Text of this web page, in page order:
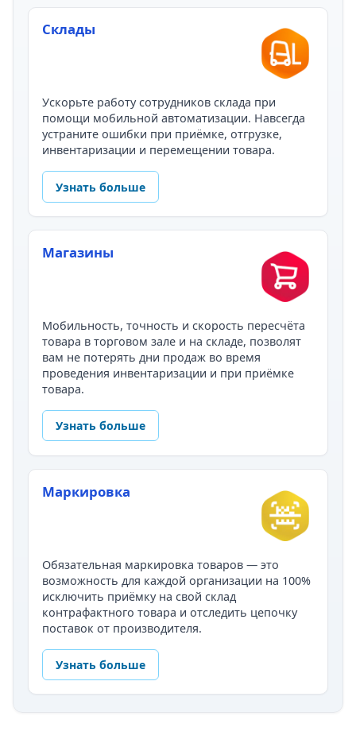
Склады
Ускорьте работу сотрудников склада при
помощи мобильной автоматизации. Навсегда
устраните ошибки при приёмке, отгрузке,
инвентаризации и перемещении товара.
Узнать больше
Магазины
Мобильность, точность и скорость пересчёта
товара в торговом зале и на складе, позволят
вам не потерять дни продаж во время
проведения инвентаризации и при приёмке
товара.
Узнать больше
Маркировка
Обязательная маркировка товаров — это
возможность для каждой организации на 100%
исключить приёмку на свой склад
контрафактного товара и отследить цепочку
поставок от производителя.
Узнать больше